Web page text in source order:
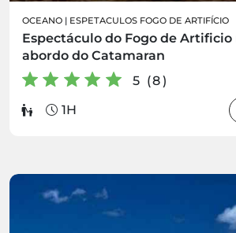
OCEANO | ESPETACULOS FOGO DE ARTIFÍCIO
Espectáculo do Fogo de Artificio
abordo do Catamaran
5 (8)
1H